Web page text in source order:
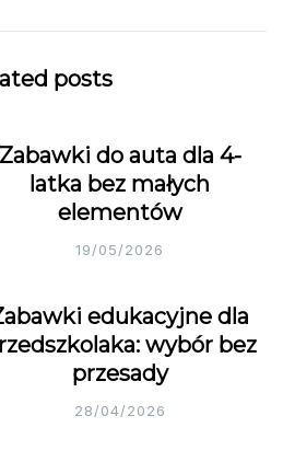
posts
Zabawki do auta dla 4-
latka bez małych
elementów
19/05/2026
edukacyjne dla
wybór bez
przesady
28/04/2026